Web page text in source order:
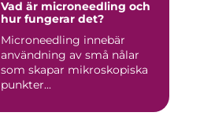
Vad är microneedling och
hur fungerar det?
Microneedling innebär
användning av små nålar
som skapar mikroskopiska
punkter...